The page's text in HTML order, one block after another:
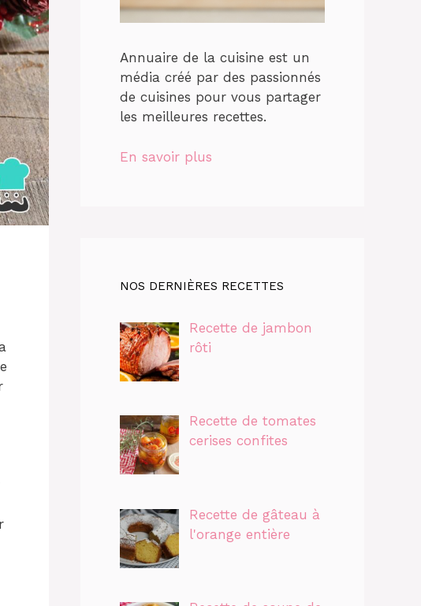
Annuaire de la cuisine est un
média créé par des passionnés
de cuisines pour vous partager
les meilleures recettes.
En savoir plus
NOS DERNIÈRES RECETTES
Recette de jambon
rôti
Recette de tomates
cerises confites
Recette de gâteau à
l'orange entière